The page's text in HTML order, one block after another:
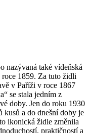
nazývaná také vídeňská
roce 1859. Za tuto židli
v Paříži v roce 1867
se stala jedním z
doby. Jen do roku 1930
kusů a do dnešní doby je
ikonická židle změnila
praktičností a